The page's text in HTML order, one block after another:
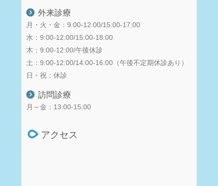
外来診療
月・火・金：9:00-12:00/15:00-17:00
水：9:00-12:00/15:00-18:00
木：9:00-12:00/午後休診
土：9:00-12:00/14:00-16:00（午後不定期休診あり）
日・祝：休診
訪問診療
月～金：13:00-15:00
アクセス